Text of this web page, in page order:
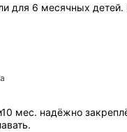
для 6 месячных
мес. надёжно